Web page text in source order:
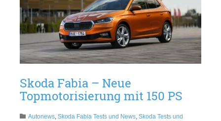
Skoda Fabia – Neue
Topmotorisierung mit 150 PS
Autonews Skoda Fabia Tests und News Skoda Tests und